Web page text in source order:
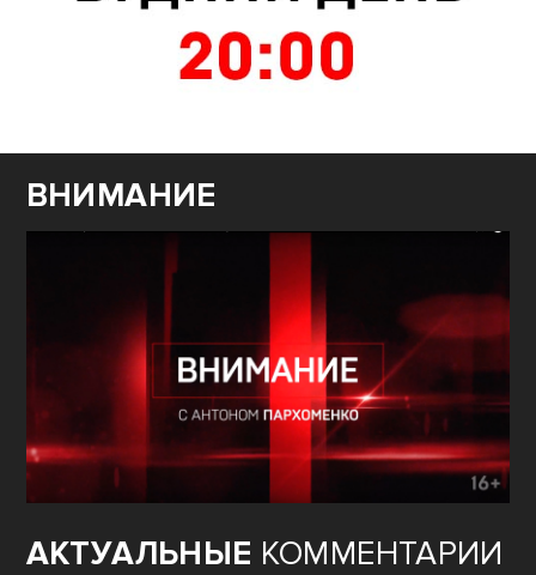
ВНИМАНИЕ
АКТУАЛЬНЫЕ КОММЕНТАРИИ